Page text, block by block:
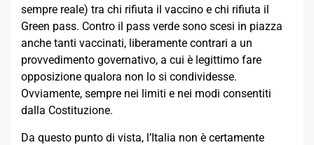
sempre reale) tra chi rifiuta il vaccino e chi rifiuta il
Green pass. Contro il pass verde sono scesi in piazza
anche tanti vaccinati, liberamente contrari a un
provvedimento governativo, a cui è legittimo fare
opposizione qualora non lo si condividesse.
Ovviamente, sempre nei limiti e nei modi consentiti
dalla Costituzione.
Da questo punto di vista, l’Italia non è certamente